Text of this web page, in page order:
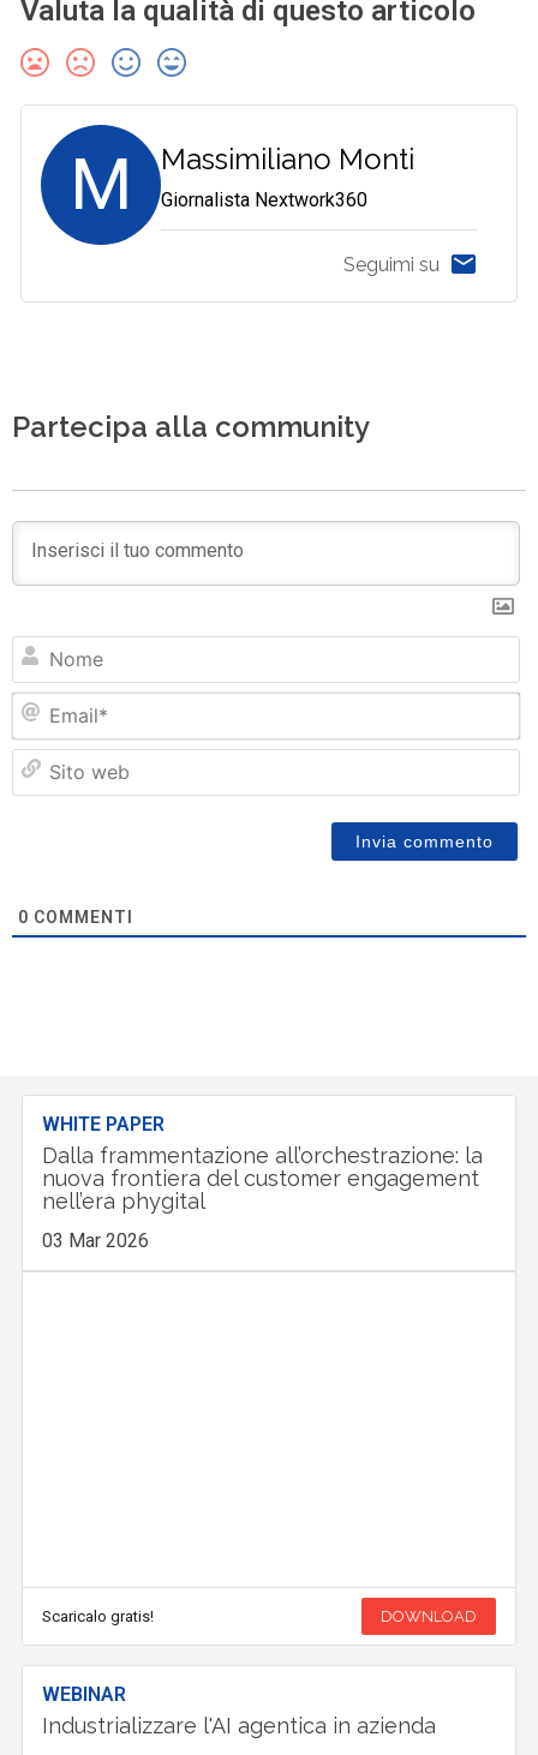
Valuta la qualità di questo articolo
M Massimiliano Monti
Giornalista Nextwork360
Seguimi su
Partecipa alla community
0 COMMENTI
WHITE PAPER
Dalla frammentazione all’orchestrazione: la
nuova frontiera del customer engagement
nell’era phygital
03 Mar 2026
Scaricalo gratis! DOWNLOAD
WEBINAR
Industrializzare l'AI agentica in azienda